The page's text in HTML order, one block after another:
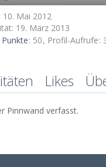
10. Mai 2012
19. März 2013
Punkte 50 Profil-Aufrufe
Likes
Pinnwand verfasst.